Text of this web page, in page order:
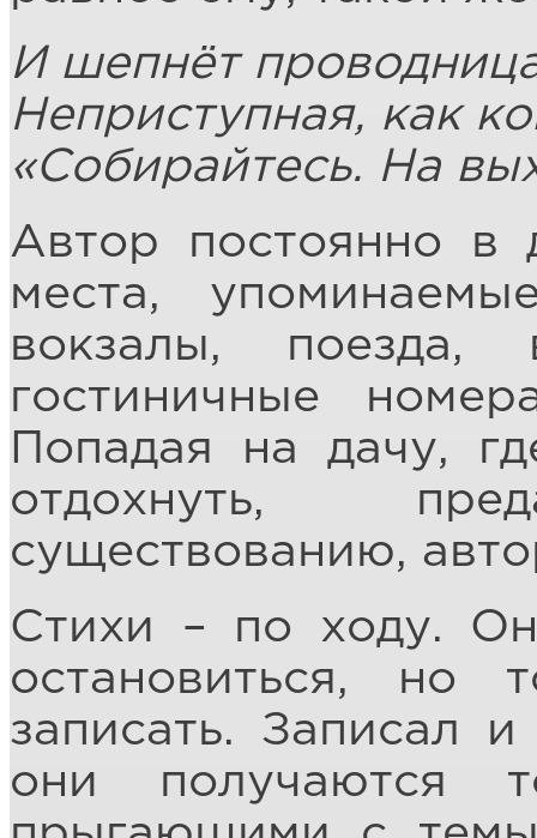
И шепнёт
Неприступная, как
«Собирайтесь. На
Автор постоянно в
места,
вокзалы,
гостиничные
Попадая на дачу,
отдохнуть,
существованию,
Стихи – по ходу.
остановиться, но
записать. Записал
они получаются